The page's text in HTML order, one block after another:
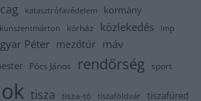
katasztrófavédelem kormány
kunszentmárton kórház közlekedés lmp
Péter mezőtúr máv
Pócs János rendőrség sport
tisza tisza-tó tiszaföldvár tiszafüred